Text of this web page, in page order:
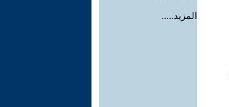
المزيد.....